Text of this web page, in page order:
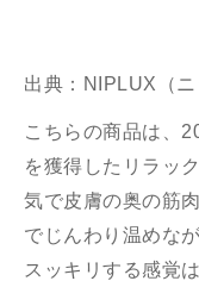
出典： NIPLUX（ニ
こちらの商品は、
を獲得したリラッ
気で皮膚の奥の筋
でじんわり温めな
スッキリする感覚